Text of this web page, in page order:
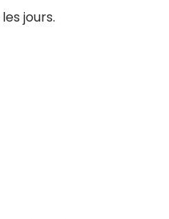
jours.